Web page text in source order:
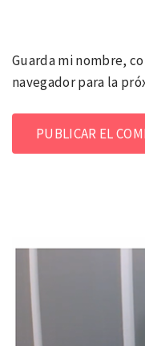
Guarda mi nombre,
navegador para la